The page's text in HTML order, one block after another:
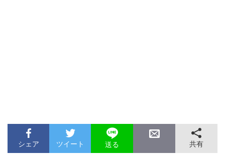
シェア ツイート 送る 共有